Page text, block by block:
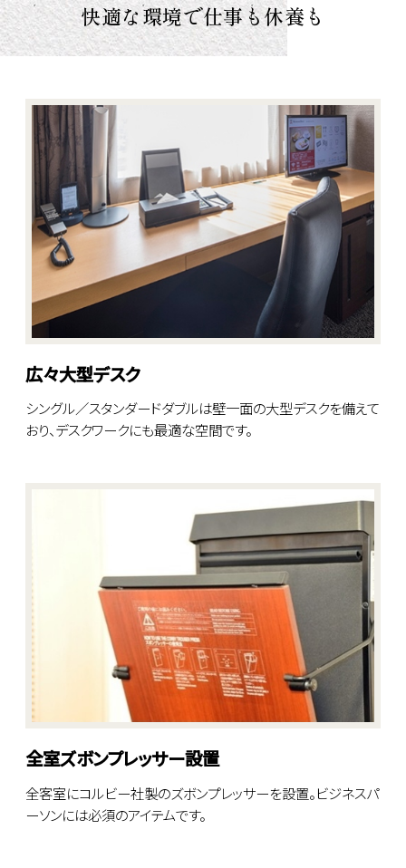
快適な環境で仕事も休養も
広々大型デスク
シングル／スタンダードダブルは壁一面の大型デスクを備えて
おり、デスクワークにも最適な空間です。
全室ズボンプレッサー設置
全客室にコルビー社製のズボンプレッサーを設置。ビジネスパ
ーソンには必須のアイテムです。